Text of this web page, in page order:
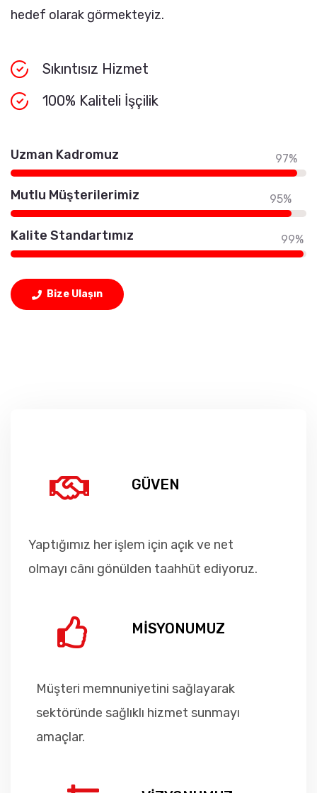
hedef olarak görmekteyiz.
Sıkıntısız Hizmet
100% Kaliteli İşçilik
Uzman Kadromuz 97%
Mutlu Müşterilerimiz 95%
Kalite Standartımız 99%
Bize Ulaşın
GÜVEN
Yaptığımız her işlem için açık ve net
olmayı cânı gönülden taahhüt ediyoruz.
MİSYONUMUZ
Müşteri memnuniyetini sağlayarak
sektöründe sağlıklı hizmet sunmayı
amaçlar.